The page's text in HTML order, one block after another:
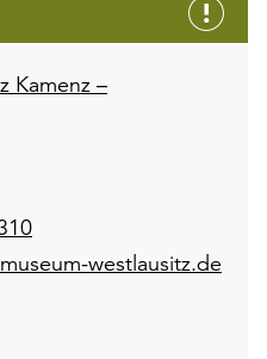
Kamenz –
westlausitz.de